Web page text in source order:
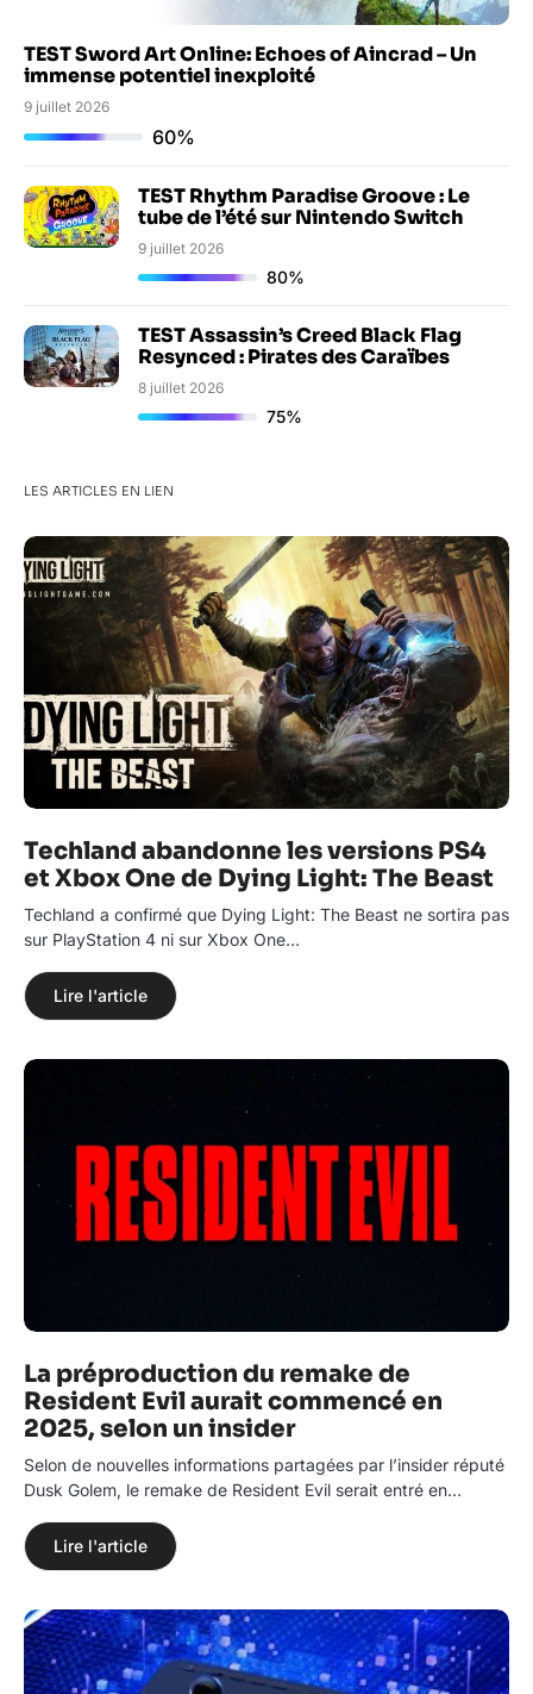
TEST Sword Art Online: Echoes of Aincrad – Un
immense potentiel inexploité
9 juillet 2026
60%
TEST Rhythm Paradise Groove : Le
tube de l’été sur Nintendo Switch
9 juillet 2026
80%
TEST Assassin’s Creed Black Flag
Resynced : Pirates des Caraïbes
8 juillet 2026
75%
LES ARTICLES EN LIEN
Techland abandonne les versions PS4
et Xbox One de Dying Light: The Beast
Techland a confirmé que Dying Light: The Beast ne sortira pas
sur PlayStation 4 ni sur Xbox One…
Lire l'article
La préproduction du remake de
Resident Evil aurait commencé en
2025, selon un insider
Selon de nouvelles informations partagées par l’insider réputé
Dusk Golem, le remake de Resident Evil serait entré en…
Lire l'article